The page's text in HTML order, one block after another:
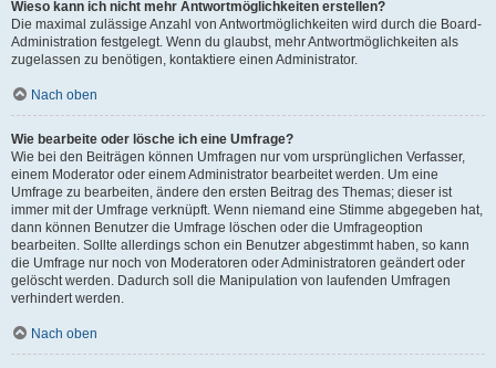
Wieso kann ich nicht mehr Antwortmöglichkeiten erstellen?
Die maximal zulässige Anzahl von Antwortmöglichkeiten wird durch die Board-
Administration festgelegt. Wenn du glaubst, mehr Antwortmöglichkeiten als
zugelassen zu benötigen, kontaktiere einen Administrator.
Nach oben
Wie bearbeite oder lösche ich eine Umfrage?
Wie bei den Beiträgen können Umfragen nur vom ursprünglichen Verfasser,
einem Moderator oder einem Administrator bearbeitet werden. Um eine
Umfrage zu bearbeiten, ändere den ersten Beitrag des Themas; dieser ist
immer mit der Umfrage verknüpft. Wenn niemand eine Stimme abgegeben hat,
dann können Benutzer die Umfrage löschen oder die Umfrageoption
bearbeiten. Sollte allerdings schon ein Benutzer abgestimmt haben, so kann
die Umfrage nur noch von Moderatoren oder Administratoren geändert oder
gelöscht werden. Dadurch soll die Manipulation von laufenden Umfragen
verhindert werden.
Nach oben